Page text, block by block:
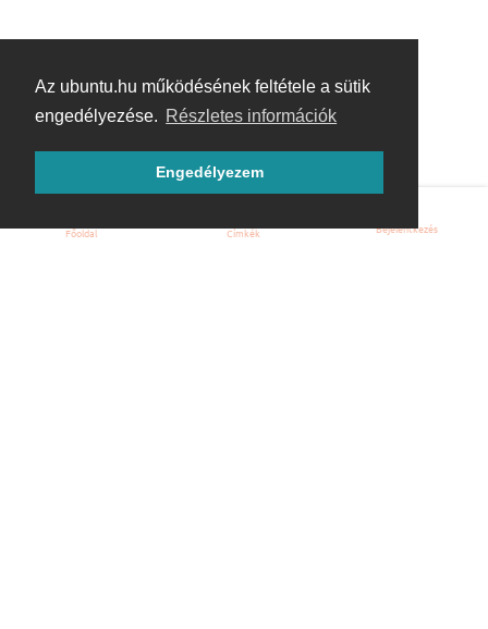
Az ubuntu.hu működésének feltétele a sütik
engedélyezése. Részletes információk
Engedélyezem
Főoldal Címkék Bejelentkezés